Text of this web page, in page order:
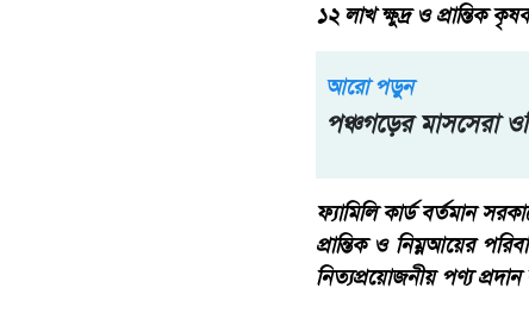
১২ লাখ ক্ষুদ্র ও প্রান্তিক
আরো পড়ুন
পঞ্চগড়ের মাসসেরা
ফ্যামিলি কার্ড বর্তমান
প্রান্তিক ও নিম্নআয়ের
নিত্যপ্রয়োজনীয় পণ্য প্রদান